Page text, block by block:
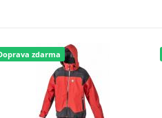
zdarma